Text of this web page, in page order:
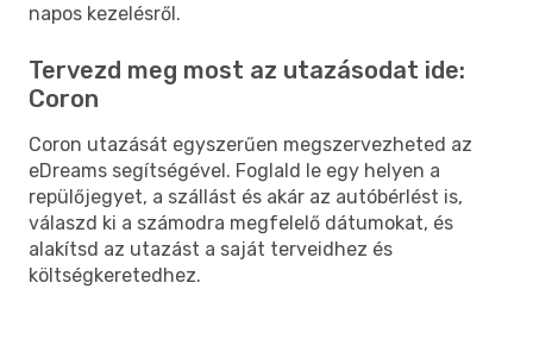
napos kezelésről.
Tervezd meg most az utazásodat ide:
Coron
Coron utazását egyszerűen megszervezheted az
eDreams segítségével. Foglald le egy helyen a
repülőjegyet, a szállást és akár az autóbérlést is,
válaszd ki a számodra megfelelő dátumokat, és
alakítsd az utazást a saját terveidhez és
költségkeretedhez.